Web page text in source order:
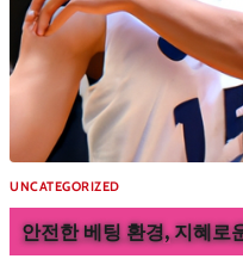
UNCATEGORIZED
안전한 베팅 환경, 지혜로